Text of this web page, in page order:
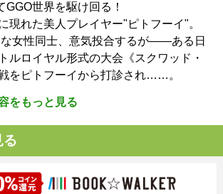
GGO世界を駆け回る！
現れた美人プレイヤー"ピトフーイ"。
女性同士、意気投合するが――ある日
ルロイヤル形式の大会《スクワッド・
をピトフーイから打診され……。
をもっと見る
る